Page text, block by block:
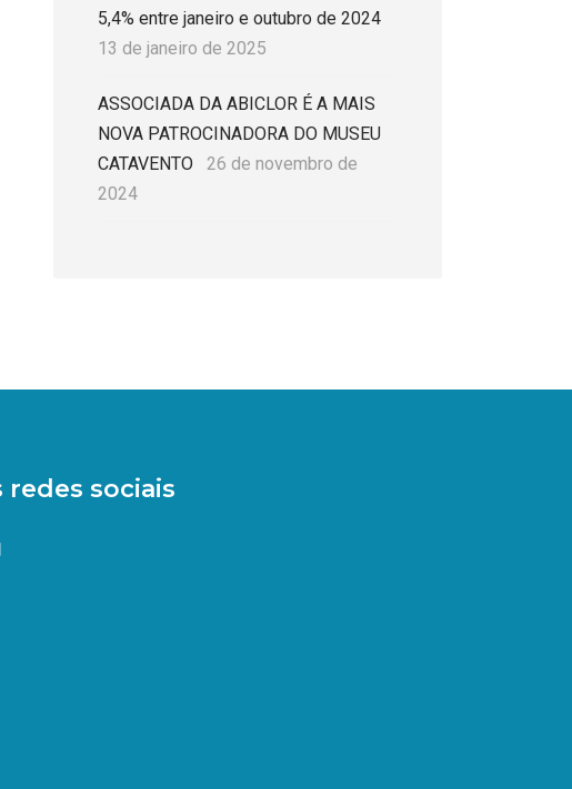
5,4% entre janeiro e outubro de 2024
13 de janeiro de 2025
ASSOCIADA DA ABICLOR É A MAIS
NOVA PATROCINADORA DO MUSEU
CATAVENTO
26 de novembro de
2024
redes sociais